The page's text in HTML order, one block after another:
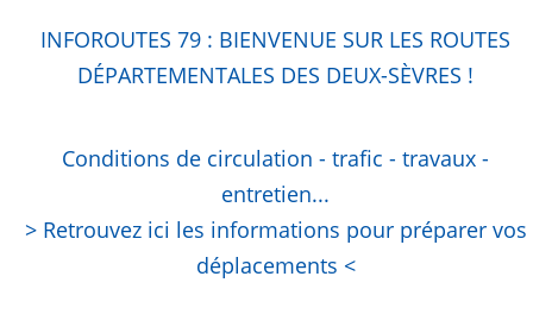
INFOROUTES 79 : BIENVENUE SUR LES ROUTES
DÉPARTEMENTALES DES DEUX-SÈVRES !
Conditions de circulation - trafic - travaux -
entretien...
> Retrouvez ici les informations pour préparer vos
déplacements <